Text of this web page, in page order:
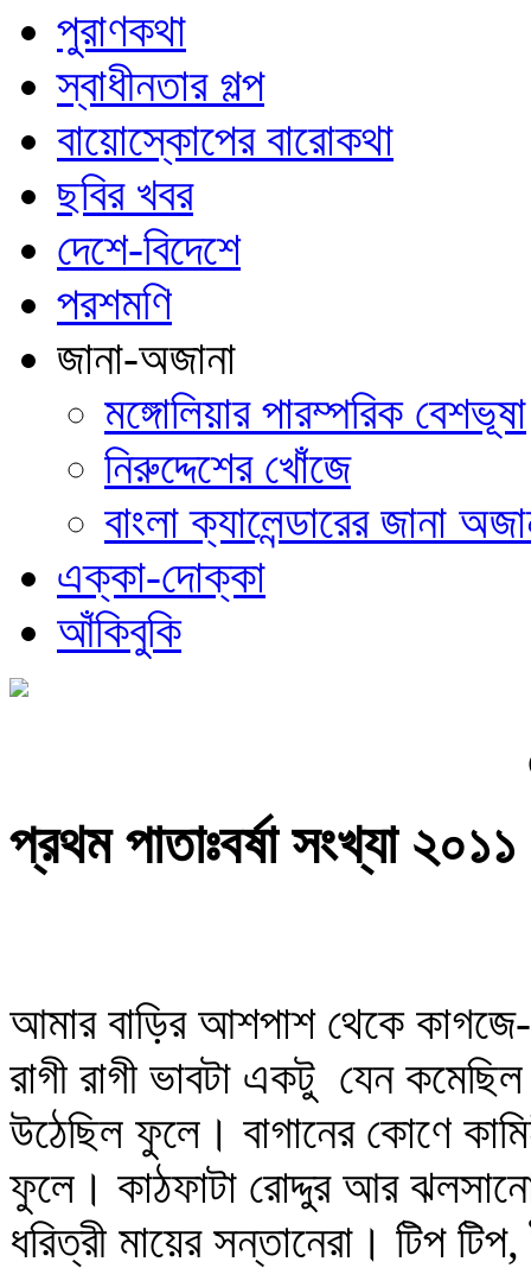
পুরাণকথা
স্বাধীনতার গল্প
বায়োস্কোপের বারোকথা
ছবির খবর
দেশে-বিদেশে
পরশমণি
জানা-অজানা
মঙ্গোলিয়ার পারম্পরিক বেশভূষা
নিরুদ্দেশের খোঁজে
বাংলা ক্যালেন্ডারের জানা
এক্কা-দোক্কা
আঁকিবুকি
প্রথম পাতাঃবর্ষা সংখ্যা ২০১১
আমার বাড়ির আশপাশ থেকে কাগজে-
রাগী রাগী ভাবটা একটু যেন
উঠেছিল ফুলে। বাগানের কোণে
ফুলে। কাঠফাটা রোদ্দুর আর
ধরিত্রী মায়ের সন্তানেরা। টিপ